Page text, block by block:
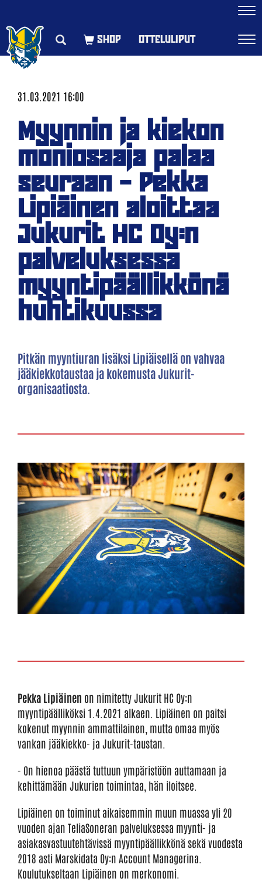
OTTELULIPUT
31.03.2021 16:00
Myynnin ja kiekon
moniosaaja palaa
seuraan – Pekka
Lipiäinen aloittaa
Jukurit HC Oy:n
palveluksessa
myyntipäällikkönä
huhtikuussa
Pitkän myyntiuran lisäksi Lipiäisellä on vahvaa
jääkiekkotaustaa ja kokemusta Jukurit-
organisaatiosta. ​​​​​​​​​​​​​​
Pekka Lipiäinen on nimitetty Jukurit HC Oy:n
myyntipäälliköksi 1.4.2021 alkaen. Lipiäinen on paitsi
kokenut myynnin ammattilainen, mutta omaa myös
vankan jääkiekko- ja Jukurit-taustan.
- On hienoa päästä tuttuun ympäristöön auttamaan ja
kehittämään Jukurien toimintaa, hän iloitsee.
Lipiäinen on toiminut aikaisemmin muun muassa yli 20
vuoden ajan TeliaSoneran palveluksessa myynti- ja
asiakasvastuutehtävissä myyntipäällikkönä sekä vuodesta
2018 asti Marskidata Oy:n Account Managerina.
Koulutukseltaan Lipiäinen on merkonomi.